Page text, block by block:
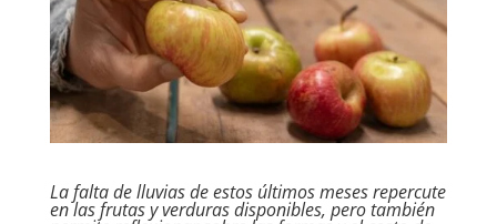
La falta de lluvias de estos últimos meses repercute
en las frutas y verduras disponibles, pero también